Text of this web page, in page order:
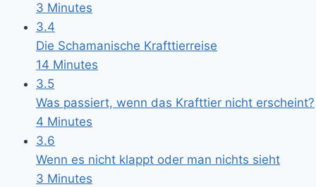
3 Minutes
3.4
Die Schamanische Krafttierreise
14 Minutes
3.5
Was passiert, wenn das Krafttier nicht erscheint?
4 Minutes
3.6
Wenn es nicht klappt oder man nichts sieht
3 Minutes